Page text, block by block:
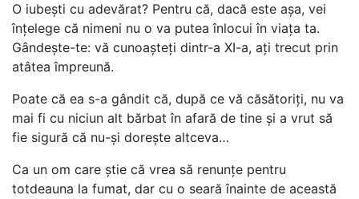
O iubești cu adevărat? Pentru că, dacă este așa, vei
înțelege că nimeni nu o va putea înlocui în viața ta.
Gândește-te: vă cunoașteți dintr-a XI-a, ați trecut prin
atâtea împreună.
Poate că ea s-a gândit că, după ce vă căsătoriți, nu va
mai fi cu niciun alt bărbat în afară de tine și a vrut să
fie sigură că nu-și dorește altceva…
Ca un om care știe că vrea să renunțe pentru
totdeauna la fumat, dar cu o seară înainte de această